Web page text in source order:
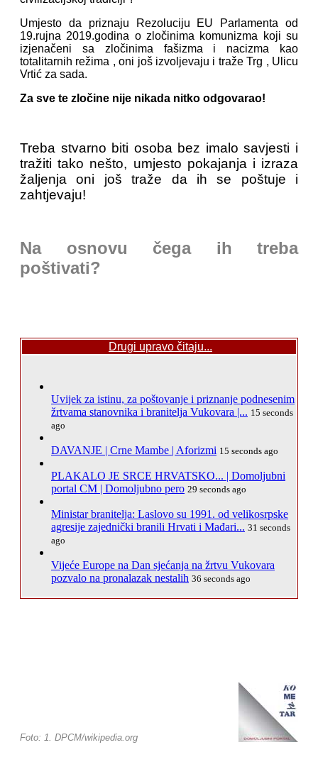
Umjesto da priznaju Rezoluciju EU Parlamenta od
19.rujna 2019.godina o zločinima komunizma koji su
izjenačeni sa zločinima fašizma i nacizma kao
totalitarnih režima , oni još izvoljevaju i traže Trg , Ulicu
Vrtić za sada.
Za sve te zločine nije nikada nitko odgovarao!
Treba stvarno biti osoba bez imalo savjesti i
tražiti tako nešto, umjesto pokajanja i izraza
žaljenja oni još traže da ih se poštuje i
zahtjevaju!
Na osnovu čega ih treba
poštivati?
Drugi upravo čitaju...
Uvijek za istinu, za poštovanje i priznanje podnesenim
žrtvama stanovnika i branitelja Vukovara |... 15 seconds
ago
DAVANJE | Crne Mambe | Aforizmi 15 seconds ago
PLAKALO JE SRCE HRVATSKO... | Domoljubni
portal CM | Domoljubno pero 29 seconds ago
Ministar branitelja: Laslovo su 1991. od velikosrpske
agresije zajednički branili Hrvati i Mađari... 31 seconds
ago
Vijeće Europe na Dan sjećanja na žrtvu Vukovara
pozvalo na pronalazak nestalih 36 seconds ago
Foto: 1. DPCM/wikipedia.org